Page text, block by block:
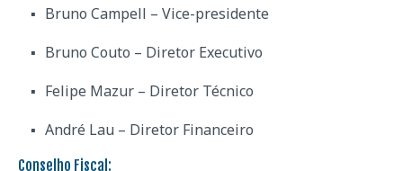
Bruno Campell – Vice-presidente
Bruno Couto – Diretor Executivo
Felipe Mazur – Diretor Técnico
André Lau – Diretor Financeiro
Conselho Fiscal: